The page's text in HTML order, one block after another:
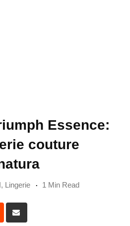
Essence:
couture
, Lingerie 1 Min Read
Reddit
via